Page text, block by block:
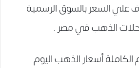
علي السعر بالسوق الرسمية
الذهب في مصر .
أسعار الذهب اليوم